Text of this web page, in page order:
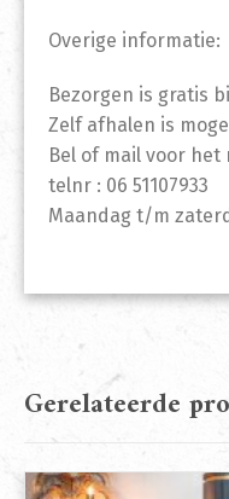
Overige informatie:
Bezorgen is gratis
Zelf afhalen is
Bel of mail voor
telnr : 06 51107933
Maandag t/m
Gerelateerde